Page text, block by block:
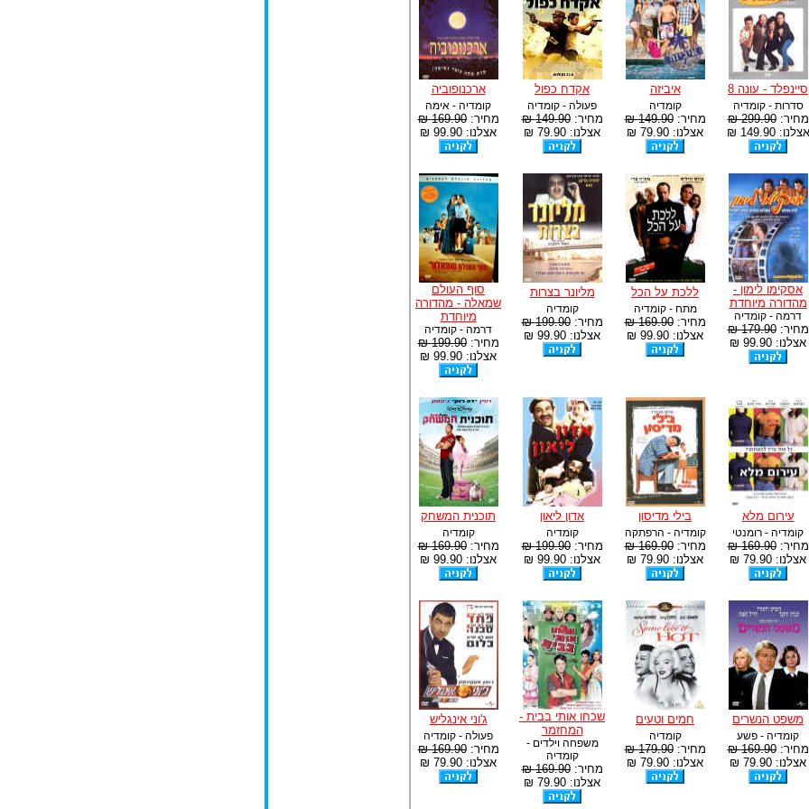
סיינפלד - עונה 8
סדרות - קומדיה
מחיר:299.90 ₪
אצלנו: 149.90 ₪
איביזה
קומדיה
מחיר:149.90 ₪
אצלנו: 79.90 ₪
אקדח כפול
פעולה - קומדיה
מחיר:149.90 ₪
אצלנו: 79.90 ₪
ארכנופוביה
קומדיה - אימה
מחיר:169.90 ₪
אצלנו: 99.90 ₪
אסקימו לימון -
מהדורה מיוחדת
דרמה - קומדיה
מחיר:179.90 ₪
אצלנו: 99.90 ₪
ללכת על הכל
מתח - קומדיה
מחיר:169.90 ₪
אצלנו: 99.90 ₪
מליונר בצרות
קומדיה
מחיר:199.90 ₪
אצלנו: 99.90 ₪
סוף העולם
שמאלה - מהדורה
מיוחדת
דרמה - קומדיה
מחיר:199.90 ₪
אצלנו: 99.90 ₪
עירום מלא
קומדיה - רומנטי
מחיר:169.90 ₪
אצלנו: 79.90 ₪
בילי מדיסון
קומדיה - הרפתקה
מחיר:169.90 ₪
אצלנו: 79.90 ₪
אדון ליאון
קומדיה
מחיר:199.90 ₪
אצלנו: 99.90 ₪
תוכנית המשחק
קומדיה
מחיר:169.90 ₪
אצלנו: 99.90 ₪
משפט הנשרים
קומדיה - פשע
מחיר:169.90 ₪
אצלנו: 79.90 ₪
חמים וטעים
קומדיה
מחיר:179.90 ₪
אצלנו: 79.90 ₪
שכחו אותי בבית -
המחזמר
משפחה וילדים -
קומדיה
מחיר:169.90 ₪
אצלנו: 79.90 ₪
ג'וני אינגליש
פעולה - קומדיה
מחיר:169.90 ₪
אצלנו: 79.90 ₪